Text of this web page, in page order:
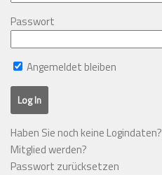
Passwort
Angemeldet bleiben
Haben Sie noch keine Logindaten?
Mitglied werden?
Passwort zurücksetzen